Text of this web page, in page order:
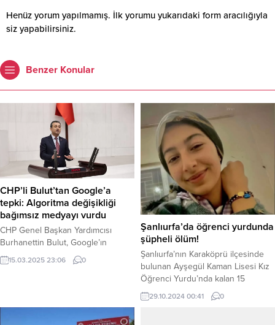
Henüz yorum yapılmamış. İlk yorumu yukarıdaki form aracılığıyla
siz yapabilirsiniz.
Benzer Konular
CHP’li Bulut’tan Google’a
tepki: Algoritma değişikliği
bağımsız medyayı vurdu
CHP Genel Başkan Yardımcısı
Burhanettin Bulut, Google’ın
algoritma değişikliklerinin
Türkiye’deki bağımsız internet
söyledi. Bulut, bu duruma dikkat
15.03.2025 23:06 0
Şanlıurfa’da öğrenci yurdunda
şüpheli ölüm!
Şanlıurfa’nın Karaköprü ilçesinde
bulunan Ayşegül Kaman Lisesi Kız
Öğrenci Yurdu’nda kalan 15
yaşındaki Dünya Nur Türk isimli
öğrenci hayatını kaybetti. Olayla
29.10.2024 00:41 0